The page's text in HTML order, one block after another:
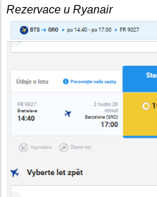
Rezervace u Ryanair